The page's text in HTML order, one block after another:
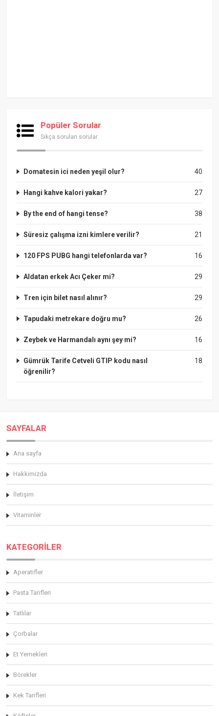
Popüler Sorular
Sıkça sorulan sorular
40
Domatesin ici neden yeşil olur?
27
Hangi kahve kalori yakar?
38
By the end of hangi tense?
21
Süresiz çalışma izni kimlere verilir?
16
120 FPS PUBG hangi telefonlarda var?
29
Aldatan erkek Acı Çeker mi?
29
Tren için bilet nasıl alınır?
26
Tapudaki metrekare doğru mu?
16
Zeybek ve Harmandalı aynı şey mi?
18
Gümrük Tarife Cetveli GTIP kodu nasıl
öğrenilir?
SAYFALAR
Ana sayfa
Hakkimizda
İletişim
Vitaminler
KATEGORİLER
Aperatifler
Pasta Tarifleri
Tatlılar
Çorbalar
Et Yemekleri
Börekler
Kek Tarifleri